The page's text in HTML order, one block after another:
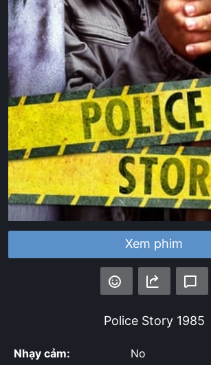
Xem phim
Police Story1985
Nhạy cảm: No